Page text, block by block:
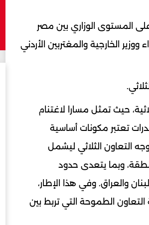
المستوى الوزاري بين مصر
الخارجية والمغتربين الأردني
حيث تمثل مسارا لاغتنام
تعتبر مكونات أساسية
التعاون الثلاثي ليشمل
وبما يتعدى حدود
والعراق. وفي هذا الإطار،
الطموحة التي تربط بين